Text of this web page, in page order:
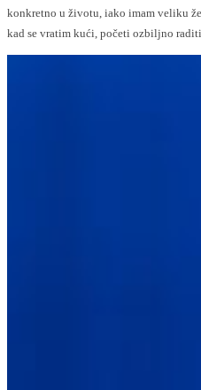
konkretno u životu, iako imam veliku
kad se vratim kući, početi ozbiljno raditi